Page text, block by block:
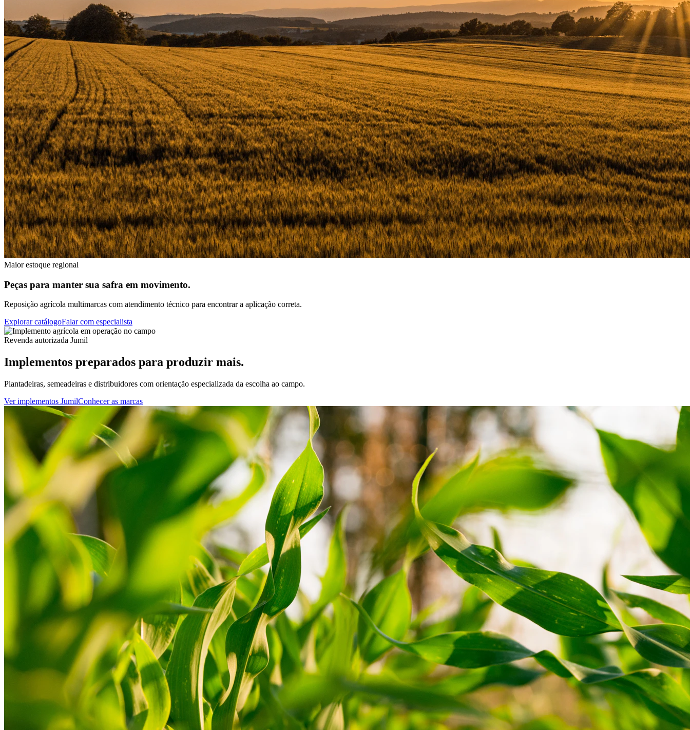
Maior estoque regional
Peças para manter sua safra em movimento.
Reposição agrícola multimarcas com atendimento técnico para encontrar a aplicação correta.
Explorar catálogoFalar com especialista
Revenda autorizada Jumil
Implementos preparados para produzir mais.
Plantadeiras, semeadeiras e distribuidores com orientação especializada da escolha ao campo.
Ver implementos JumilConhecer as marcas